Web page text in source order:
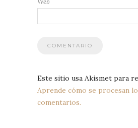
Web
Este sitio usa Akismet para
Aprende cómo se procesan
comentarios.